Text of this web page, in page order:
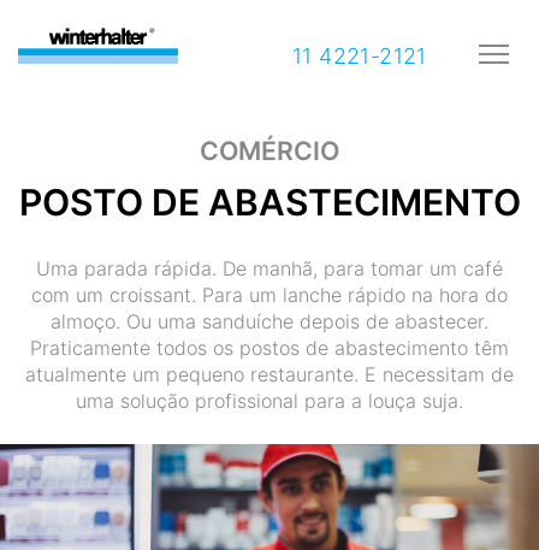
11 4221-2121
COMÉRCIO
POSTO DE ABASTECIMENTO
Uma parada rápida. De manhã, para tomar um café
com um croissant. Para um lanche rápido na hora do
almoço. Ou uma sanduíche depois de abastecer.
Praticamente todos os postos de abastecimento têm
atualmente um pequeno restaurante. E necessitam de
uma solução profissional para a louça suja.